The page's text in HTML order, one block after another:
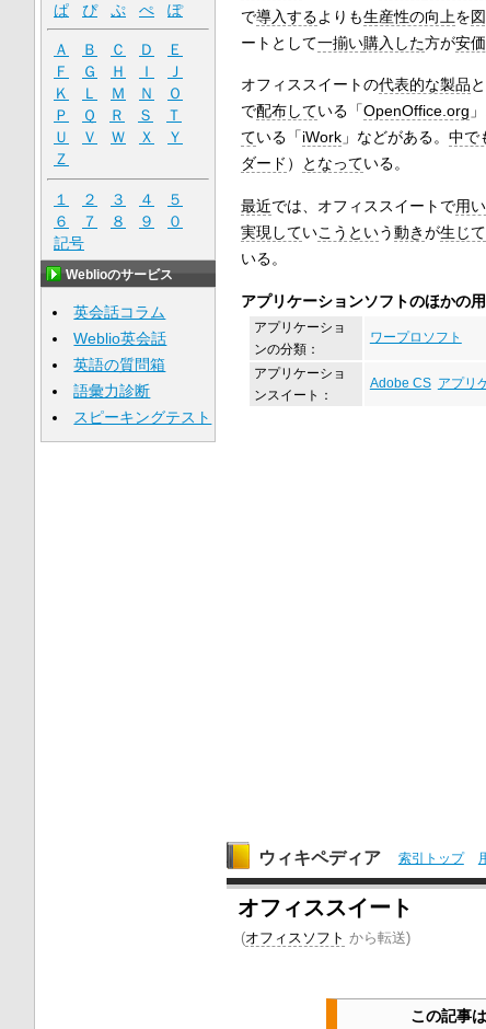
で導入するよりも生産性の向上を
ートとして一揃い購入した方が安
オフィススイートの代表的な製品
で配布している「OpenOffice.org 」
ている「iWork」などがある。 中で
ダード ） となっている。
最近では、オフィススイートで用
実現していこうという動きが生じて
いる。
アプリケーションソフトのほかの
アプリケーショ
ンの分類：
ワープロソフト
アプリケーショ
ンスイート：
Adobe CS アプリ
ウィキペディア 索引トップ
オフィススイート
(オフィスソフト から転送)
この記事は
ぱ
ぴ ぷ ぺ ぽ
Ａ Ｂ Ｃ Ｄ
Ｅ
Ｆ
Ｇ Ｈ Ｉ
Ｊ
Ｋ
Ｌ Ｍ Ｎ
Ｏ
Ｐ
Ｑ Ｒ Ｓ
Ｔ
Ｕ
Ｖ Ｗ Ｘ
Ｙ
Ｚ
１ ２ ３ ４
５
６
７ ８ ９
０
記号
Weblioのサービス
英会話コラム
Weblio英会話
英語の質問箱
語彙力診断
スピーキングテスト